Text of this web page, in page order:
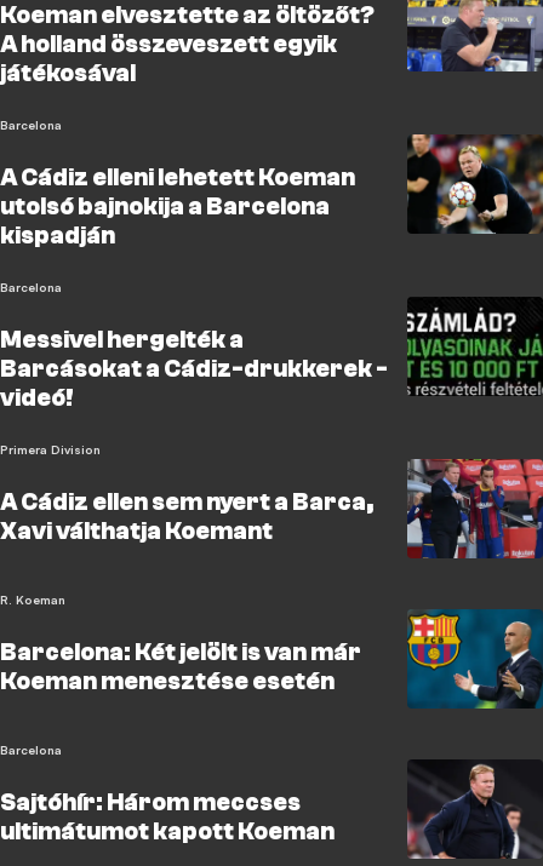
Koeman elvesztette az öltözőt?
A holland összeveszett egyik
játékosával
Barcelona
A Cádiz elleni lehetett Koeman
utolsó bajnokija a Barcelona
kispadján
Barcelona
Messivel hergelték a
Barcásokat a Cádiz-drukkerek -
videó!
Primera Division
A Cádiz ellen sem nyert a Barca,
Xavi válthatja Koemant
R. Koeman
Barcelona: Két jelölt is van már
Koeman menesztése esetén
Barcelona
Sajtóhír: Három meccses
ultimátumot kapott Koeman